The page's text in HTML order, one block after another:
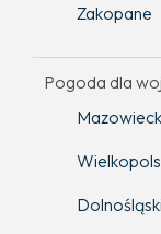
Zakopane
Pogoda dla